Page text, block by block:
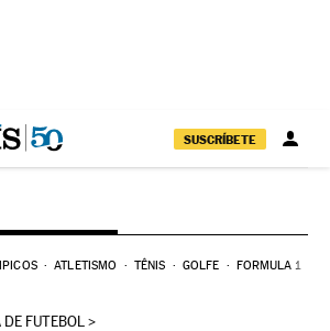
SUSCRÍBETE
ATLETISMO TÊNIS GOLFE FORMULA 1
DE FUTEBOL